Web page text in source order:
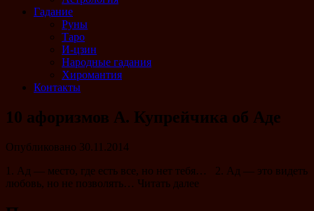
Гадание
Руны
Таро
И-цзин
Народные гадания
Хиромантия
Контакты
10 афоризмов А. Купрейчика об Аде
Опубликовано 30.11.2014
1. Ад — место, где есть все, но нет тебя… 2. Ад — это видеть
любовь, но не позволять… Читать далее